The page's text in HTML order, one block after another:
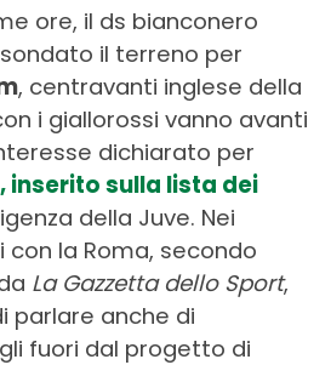
ore, il ds bianconero
il terreno per
, centravanti inglese della
i giallorossi vanno avanti
dichiarato per
inserito sulla lista dei
della Juve. Nei
la Roma, secondo
La Gazzetta dello Sport,
parlare anche di
fuori dal progetto di